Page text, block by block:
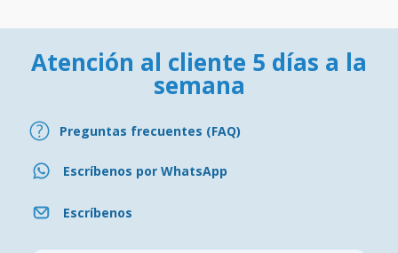
Atención al cliente 5 días a la
semana
Preguntas frecuentes (FAQ)
Escríbenos por WhatsApp
Escríbenos